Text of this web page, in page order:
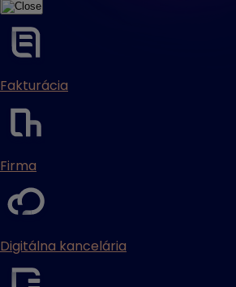
Fakturácia
Firma
Digitálna kancelária